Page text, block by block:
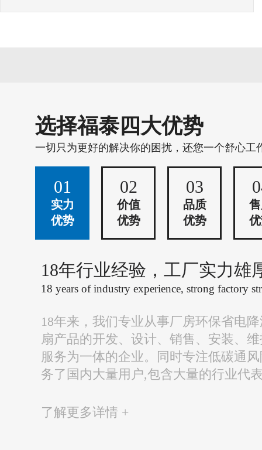
选择福泰四大优势
一切只为更好的解决你的困扰，还您一个舒心工
01
实力
优势
02
价值
优势
03
品质
优势
18年行业经验，工厂实力雄
18 years of industry experience, strong factory
18年来，我们专业从事厂房环保省电
扇产品的开发、设计、销售、安装、
服务为一体的企业。同时专注低碳通
务了国内大量用户,包含大量的行业代
了解更多详情 +